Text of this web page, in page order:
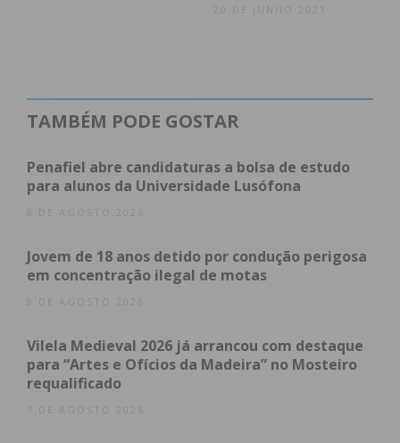
cabo a missão de “Recuperar Portugal”. Caso
contrário, as empresas não terão capacidade de
provocando prejuízos socioeconómicos
irreparáveis para o nosso país”, prevê aAEPF
Subscreva a newsletter do
Assine nossa newsletter por e-mail e
obtenha de forma regular a informação
TAMBÉM PODE GOSTAR
Penafiel abre candidaturas a bolsa de estudo
para alunos da Universidade Lusófona
8 DE AGOSTO 2026
Jovem de 18 anos detido por condução perigosa
em concentração ilegal de motas
8 DE AGOSTO 2026
Vilela Medieval 2026 já arrancou com destaque
para “Artes e Ofícios da Madeira” no Mosteiro
requalificado
7 DE AGOSTO 2026